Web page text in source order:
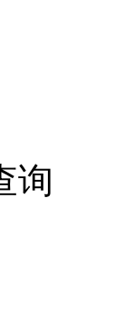
询